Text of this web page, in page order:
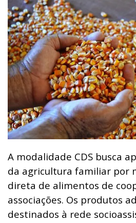
A modalidade CDS busca
da agricultura familiar por
direta de alimentos de
associações. Os produtos
destinados à rede